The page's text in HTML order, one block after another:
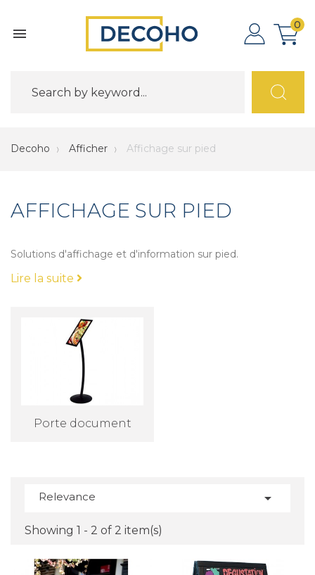

0
Decoho Afficher Affichage sur pied
AFFICHAGE SUR PIED
Solutions d'affichage et d'information sur pied.
Lire la suite
Porte document
Relevance 
Showing 1 - 2 of 2 item(s)